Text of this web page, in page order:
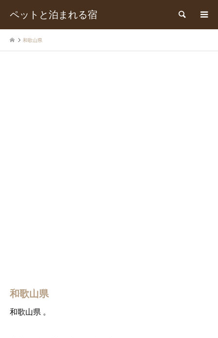
ペットと泊まれる宿 検索
和歌山県
和歌山県
和歌山県 。